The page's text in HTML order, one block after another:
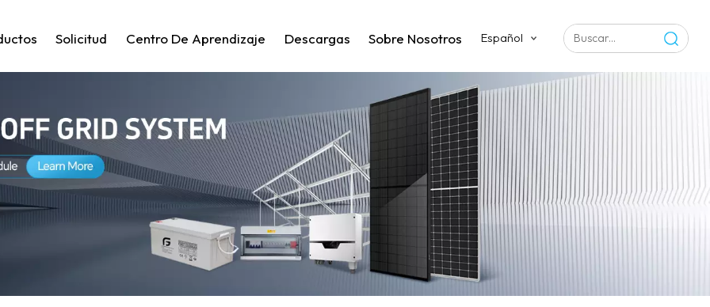
Solicitud Centro De Aprendizaje Descargas Sobre Nosotros Español